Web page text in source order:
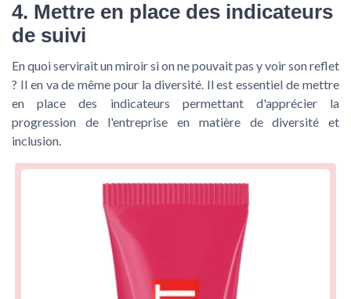
4. Mettre en place des indicateurs
de suivi
En quoi servirait un miroir si on ne pouvait pas y voir son reflet
? Il en va de même pour la diversité. Il est essentiel de mettre
en place des indicateurs permettant d'apprécier la
progression de l'entreprise en matière de diversité et
inclusion.